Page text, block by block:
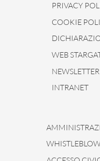
PRIVACY
COOKIE
WEB
INTRANET